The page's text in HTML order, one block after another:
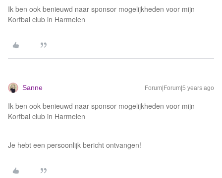
Ik ben ook benieuwd naar sponsor mogelijkheden voor mijn
Korfbal club in Harmelen
Sanne Forum|Forum|5 years ago
Ik ben ook benieuwd naar sponsor mogelijkheden voor mijn
Korfbal club in Harmelen
Je hebt een persoonlijk bericht ontvangen!